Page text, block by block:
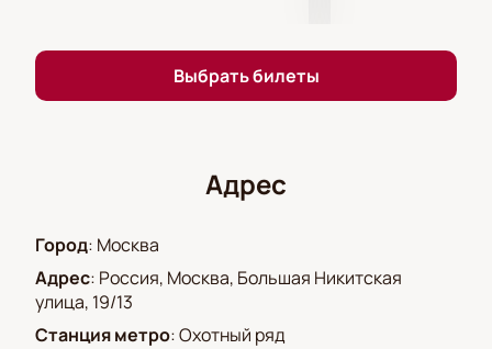
Выбрать билеты
Адрес
Город: Москва
Адрес: Россия, Москва, Большая Никитская
улица, 19/13
Станция метро:Охотный ряд